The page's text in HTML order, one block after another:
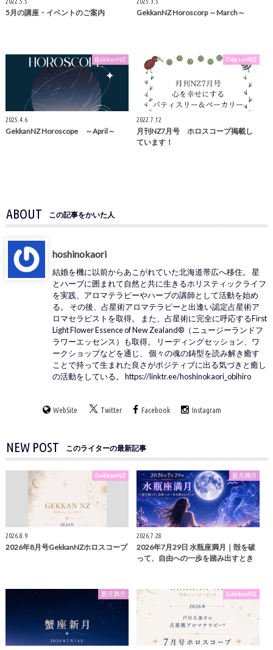
5月の講座・イベントのご案内 GekkanNZ Horoscorp ～March～
GekkanNZ
2025.4.6
GekkanNZ Horoscope ～April～
GekkanNZ
2022.7.12
月刊NZ7月号 ホロスコープ掲載し
ています！
ABOUT この記事をかいた人
hoshinokaori
結婚を機に以前からあこがれていた北海道帯広へ移住。 星
とハーブに囲まれて自然と共に生きるホリスティックライフ
を実践、アロマテラピーやハーブの講師として活動を始め
る。 その後、占星術アロマテラピーと出逢い認定占星術ア
ロマセラピストを取得。 また、占星術に完全に呼応するFirst
Light Flower Essence of New Zealand®（ニュージーランドフ
ラワーエッセンス）も取得。 リーディングセッション、ワ
ークショップなどを通じ、 個々の魂の鋳型を読み解き癒す
ことで持って生まれた良さがポジティブに出る気づきと癒し
の活動をしている。 https://linktr.ee/hoshinokaori_obihiro
WebSite Twitter Facebook Instagram
NEW POST このライターの最新記事
GekkanNZ
2026.8.9
2026年8月号GekkanNZホロスコープ
新月満月
2026.7.28
2026年7月29日 水瓶座満月｜殻を破
って、自由への一歩を踏み出すとき
新月満月 GekkanNZ